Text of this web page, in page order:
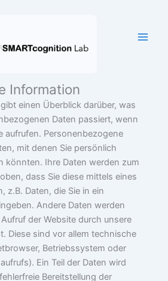
Information
einen Überblick darüber, was
Daten passiert, wenn
aufrufen. Personenbezogene
mit denen Sie persönlich
könnten. Ihre Daten werden zum
dass Sie diese mittels eines
z.B. Daten, die Sie in ein
Andere Daten werden
der Website durch unsere
Diese sind vor allem technische
Betriebssystem oder
Ein Teil der Daten wird
Bereitstellung der